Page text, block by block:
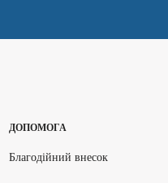
ДОПОМОГА
Благодійний внесок